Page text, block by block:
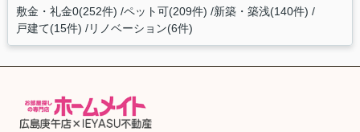
敷金・礼金0(252件) ペット可(209件) 新築・築浅(140件)
戸建て(15件) リノベーション(6件)